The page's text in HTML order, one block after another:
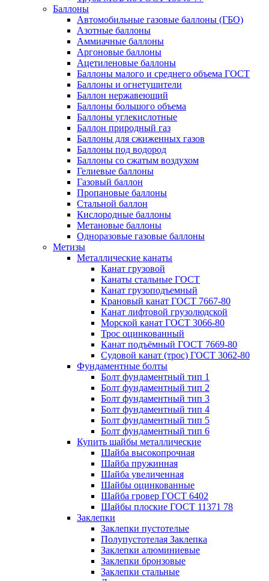
Баллоны
Автомобильные газовые баллоны (ГБО)
Азотные баллоны
Аммиачные баллоны
Аргоновые баллоны
Ацетиленовые баллоны
Баллоны малого и среднего объема ГОСТ
Баллоны и огнетушители
Баллон нержавеющий
Баллоны большого объема
Баллоны углекислотные
Баллон природный газ
Баллоны для сжиженных газов
Баллоны под водород
Баллоны со сжатым воздухом
Гелиевые баллоны
Газовый баллон
Пропановые баллоны
Стальной баллон
Кислородные баллоны
Метановые баллоны
Одноразовые газовые баллоны
Метизы
Металлические канаты
Канат грузовой
Канаты стальные ГОСТ
Канат грузоподъемный
Крановый канат ГОСТ 7667-80
Канат лифтовой грузолюдской
Морской канат ГОСТ 3066-80
Трос оцинкованный
Канат подъёмный ГОСТ 7669-80
Судовой канат (трос) ГОСТ 3062-80
Фундаментные болты
Болт фундаментный тип 1
Болт фундаментный тип 2
Болт фундаментный тип 3
Болт фундаментный тип 4
Болт фундаментный тип 5
Болт фундаментный тип 6
Купить шайбы металлические
Шайба высокопрочная
Шайба пружинная
Шайба увеличенная
Шайбы оцинкованные
Шайба гровер ГОСТ 6402
Шайбы плоские ГОСТ 11371 78
Заклепки
Заклепки пустотелые
Полупустотелая Заклепка
Заклепки алюминиевые
Заклепки бронзовые
Заклепки стальные